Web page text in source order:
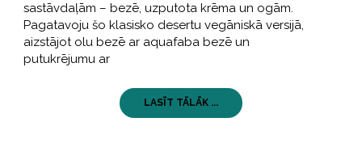
sastāvdaļām – bezē, uzputota krēma un ogām.
Pagatavoju šo klasisko desertu vegāniskā versijā,
aizstājot olu bezē ar aquafaba bezē un
putukrējumu ar
LASĪT TĀLĀK ...